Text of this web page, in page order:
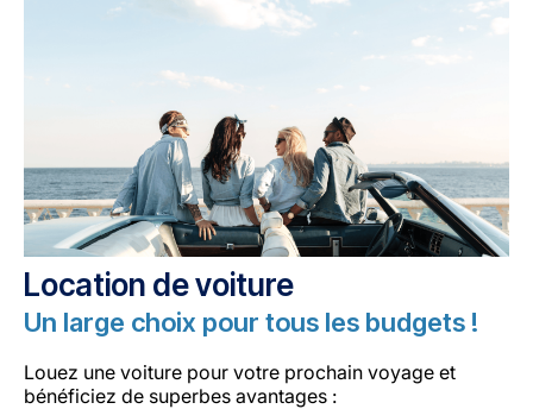
Location de voiture
Un large choix pour tous les budgets !
Louez une voiture pour votre prochain voyage et
bénéficiez de superbes avantages :